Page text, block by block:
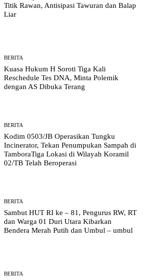
Titik Rawan, Antisipasi Tawuran dan Balap
Liar
BERITA
Kuasa Hukum H Soroti Tiga Kali
Reschedule Tes DNA, Minta Polemik
dengan AS Dibuka Terang
BERITA
Kodim 0503/JB Operasikan Tungku
Incinerator, Tekan Penumpukan Sampah di
TamboraTiga Lokasi di Wilayah Koramil
02/TB Telah Beroperasi
BERITA
Sambut HUT RI ke – 81, Pengurus RW, RT
dan Warga 01 Duri Utara Kibarkan
Bendera Merah Putih dan Umbul – umbul
BERITA